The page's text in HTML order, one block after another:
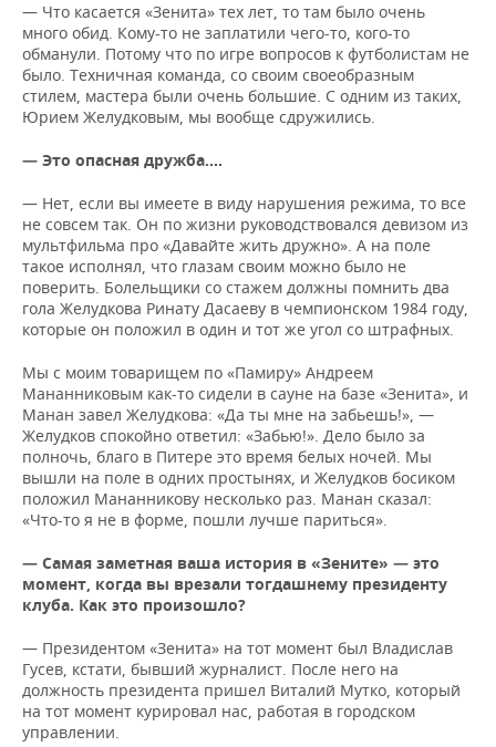
— Что касается «Зенита» тех лет, то там было очень
много обид. Кому-то не заплатили чего-то, кого-то
обманули. Потому что по игре вопросов к футболистам не
было. Техничная команда, со своим своеобразным
стилем, мастера были очень большие. С одним из таких,
Юрием Желудковым, мы вообще сдружились.
— Это опасная дружба.…
— Нет, если вы имеете в виду нарушения режима, то все
не совсем так. Он по жизни руководствовался девизом из
мультфильма про «Давайте жить дружно». А на поле
такое исполнял, что глазам своим можно было не
поверить. Болельщики со стажем должны помнить два
гола Желудкова Ринату Дасаеву в чемпионском 1984 году,
которые он положил в один и тот же угол со штрафных.
Мы с моим товарищем по «Памиру» Андреем
Мананниковым как-то сидели в сауне на базе «Зенита», и
Манан завел Желудкова: «Да ты мне на забьешь!», —
Желудков спокойно ответил: «Забью!». Дело было за
полночь, благо в Питере это время белых ночей. Мы
вышли на поле в одних простынях, и Желудков босиком
положил Мананникову несколько раз. Манан сказал:
«Что-то я не в форме, пошли лучше париться».
— Самая заметная ваша история в «Зените» — это
момент, когда вы врезали тогдашнему президенту
клуба. Как это произошло?
— Президентом «Зенита» на тот момент был Владислав
Гусев, кстати, бывший журналист. После него на
должность президента пришел Виталий Мутко, который
на тот момент курировал нас, работая в городском
управлении.